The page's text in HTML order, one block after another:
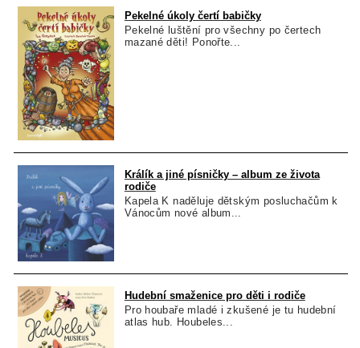
Pekelné úkoly čertí babičky
Pekelné luštění pro všechny po čertech
mazané děti! Ponořte...
Králík a jiné písničky – album ze života
rodiče
Kapela K naděluje dětským posluchačům k
Vánocům nové album...
Hudební smaženice pro děti i rodiče
Pro houbaře mladé i zkušené je tu hudební
atlas hub. Houbeles...